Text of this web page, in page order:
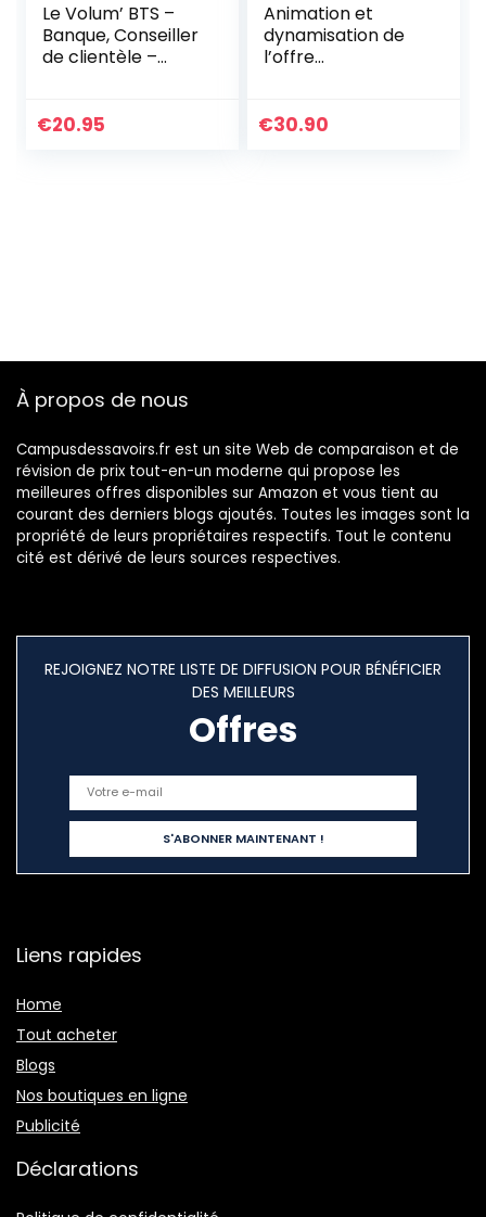
Le Volum’ BTS –
Banque, Conseiller
de clientèle –
€20.95
Animation et
dynamisation de
l’offre
années
€30.90
À propos de nous
Campusdessavoirs.fr est un site Web de comparaison et de
révision de prix tout-en-un moderne qui propose les
meilleures offres disponibles sur Amazon et vous tient au
courant des derniers blogs ajoutés. Toutes les images sont la
propriété de leurs propriétaires respectifs. Tout le contenu
cité est dérivé de leurs sources respectives.
REJOIGNEZ NOTRE LISTE DE DIFFUSION POUR BÉNÉFICIER
DES MEILLEURS
Offres
Liens rapides
Home
Tout acheter
Blogs
Nos boutiques en ligne
Publicité
Déclarations